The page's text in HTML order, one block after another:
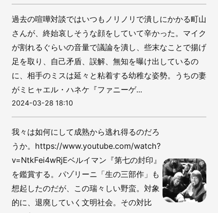
過去の喧嘩対談ではいつもノリノリで潰しにかかる町山
さんが、終始哀しそうな顔をしていて辛かった。マイク
が割れるぐらいの音量で議論を潰し、些末なことで揚げ
足を取り、自己矛盾、誤解、無知を曝け出しているの
に、相手のミスは延々と粘着する幼稚な姿勢。うちの妻
がミヒャエル・ハネケ『ファニーゲ...
2024-03-28 18:10
我々は如何にして成熟から逃れ得るのだろ
うか。https://www.youtube.com/watch?
v=NtkFei4wRjEベルイマン『第七の封印』
を鑑賞する。パゾリーニ「生の三部作」も
想起したのだが、この瑞々しい野蛮。対象
的に、退廃していく文明社会。その対比